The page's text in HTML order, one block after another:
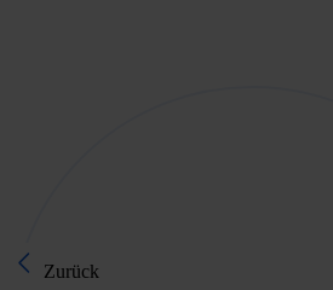
Zurück